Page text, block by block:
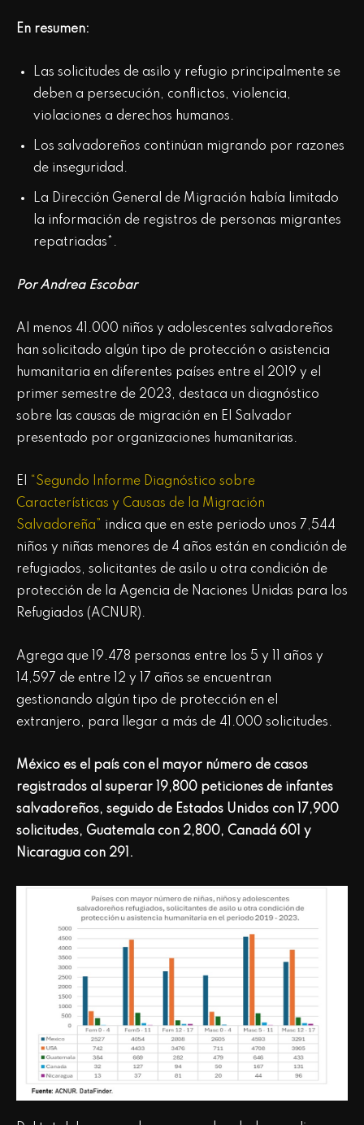
En resumen:
Las solicitudes de asilo y refugio principalmente se
deben a persecución, conflictos, violencia,
violaciones a derechos humanos.
Los salvadoreños continúan migrando por razones
de inseguridad.
La Dirección General de Migración había limitado
la información de registros de personas migrantes
repatriadas*.
Por Andrea Escobar
Al menos 41.000 niños y adolescentes salvadoreños
han solicitado algún tipo de protección o asistencia
humanitaria en diferentes países entre el 2019 y el
primer semestre de 2023, destaca un diagnóstico
sobre las causas de migración en El Salvador
presentado por organizaciones humanitarias.
El
“Segundo Informe Diagnóstico sobre
Características y Causas de la Migración
Salvadoreña”
indica que en este periodo unos 7,544
niños y niñas menores de 4 años están en condición de
refugiados, solicitantes de asilo u otra condición de
protección de la Agencia de Naciones Unidas para los
Refugiados (ACNUR).
Agrega que 19.478 personas entre los 5 y 11 años y
14,597 de entre 12 y 17 años se encuentran
gestionando algún tipo de protección en el
extranjero, para llegar a más de 41.000 solicitudes.
México es el país con el mayor número de casos
registrados al superar 19,800 peticiones de infantes
salvadoreños, seguido de Estados Unidos con 17,900
solicitudes, Guatemala con 2,800, Canadá 601 y
Nicaragua con 291.